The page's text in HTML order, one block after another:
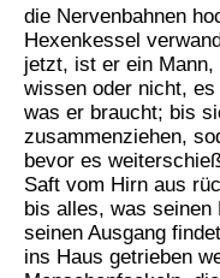
die Nervenbahnen
Hexenkessel
jetzt, ist er ein
wissen oder nicht,
was er braucht; bis
zusammenziehen,
bevor es
Saft vom Hirn aus
bis alles, was seinen
seinen Ausgang
ins Haus getrieben